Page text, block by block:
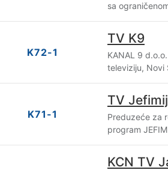
sa
K72-1
TV K9
KANAL 9
televiziju, Novi
K71-1
TV
Preduzeće za
program
KCN TV